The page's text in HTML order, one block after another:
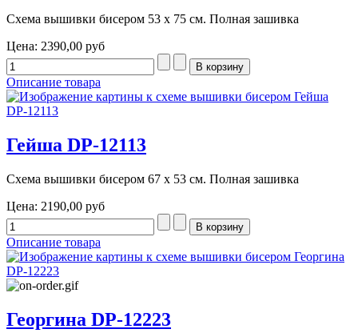
Схема вышивки бисером 53 х 75 см. Полная зашивка
Цена: 2390,00 руб
Описание товара
Гейша DP-12113
Схема вышивки бисером 67 х 53 см. Полная зашивка
Цена: 2190,00 руб
Описание товара
Георгина DP-12223